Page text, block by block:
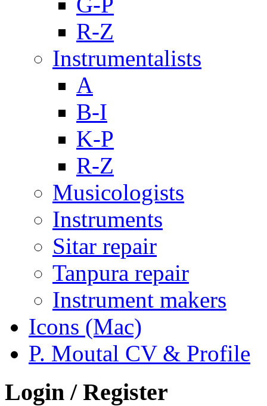
R-Z
Instrumentalists
A
B-I
K-P
R-Z
Musicologists
Instruments
Sitar repair
Tanpura repair
Instrument makers
Icons (Mac)
P. Moutal CV & Profile
Login / Register